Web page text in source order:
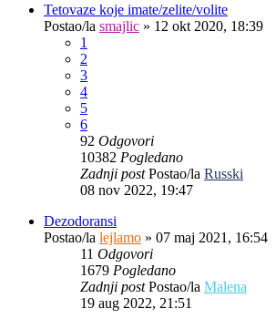
Tetovaze koje imate/zelite/volite
Postao/la smajlic » 12 okt 2020, 18:39
1
2
3
4
5
6
92 Odgovori
10382 Pogledano
Zadnji postPostao/la Russki
08 nov 2022, 19:47
Dezodoransi
Postao/la lejlamo » 07 maj 2021, 16:54
11 Odgovori
1679 Pogledano
Zadnji postPostao/la Malena
19 aug 2022, 21:51